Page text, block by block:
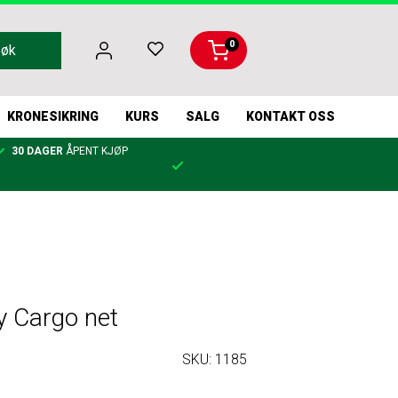
0
KRONESIKRING KURS SALG KONTAKT OSS
30 DAGER ÅPENT KJØP
Cargo net
SKU: 1185